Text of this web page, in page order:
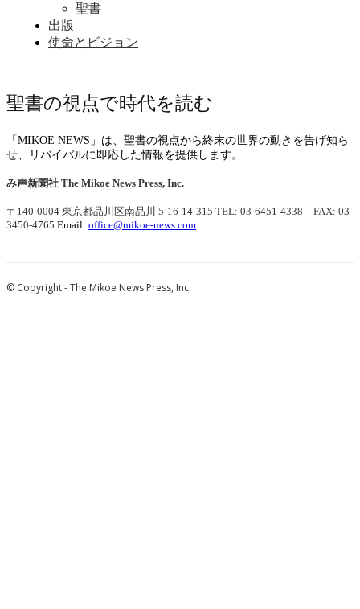
聖書
出版
使命とビジョン
聖書の視点で時代を読む
「MIKOE NEWS」は、聖書の視点から終末の世界の動きを告げ知ら
せ、リバイバルに即応した情報を提供します。
み声新聞社 The Mikoe News Press, Inc.
〒140-0004 東京都品川区南品川 5-16-14-315 TEL: 03-6451-4338 FAX: 03-
3450-4765 Email: office@mikoe-news.com
© Copyright - The Mikoe News Press, Inc.